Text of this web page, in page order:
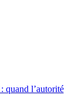
quand l’autorité